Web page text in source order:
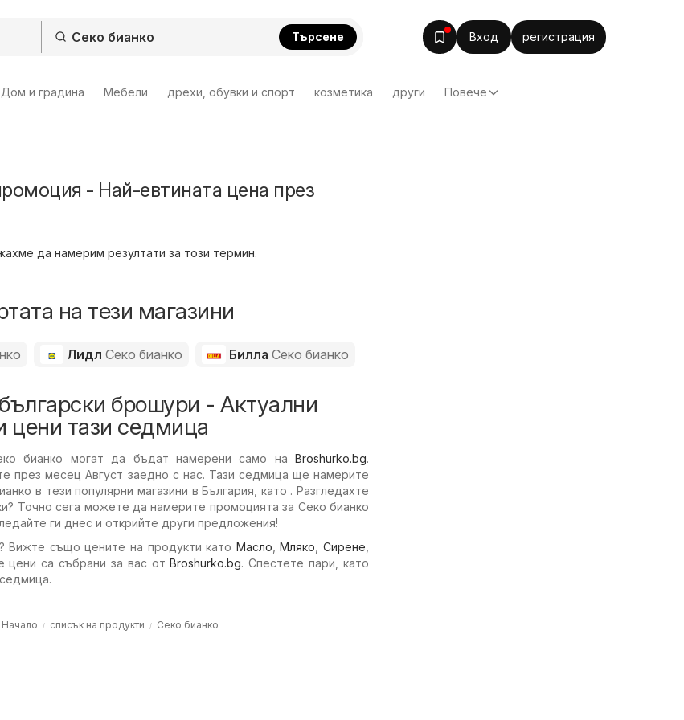
Търсене Вход регистрация
Дом и градина Мебели дрехи, обувки и спорт козметика други Повече
- Най-евтината цена през
да намерим резултати за този термин.
на тези магазини
ЛидлСеко бианко БиллаСеко бианко
брошури - Актуални
цени тази седмица
бианко могат да бъдат намерени само на Broshurko.bg.
през месец Август заедно с нас. Тази седмица ще намерите
в тези популярни магазини в България, като . Разгледахте
Точно сега можете да намерите промоцията за Секо бианко
ги днес и открийте други предложения!
Вижте също цените на продукти като Масло ,Мляко ,Сирене
цени са събрани за вас отBroshurko.bg. Спестете пари, като
Начало списък на продукти Секо бианко